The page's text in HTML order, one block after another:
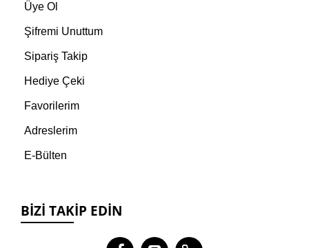
Üye Ol
Şifremi Unuttum
Sipariş Takip
Hediye Çeki
Favorilerim
Adreslerim
E-Bülten
BIZI TAKIP EDIN